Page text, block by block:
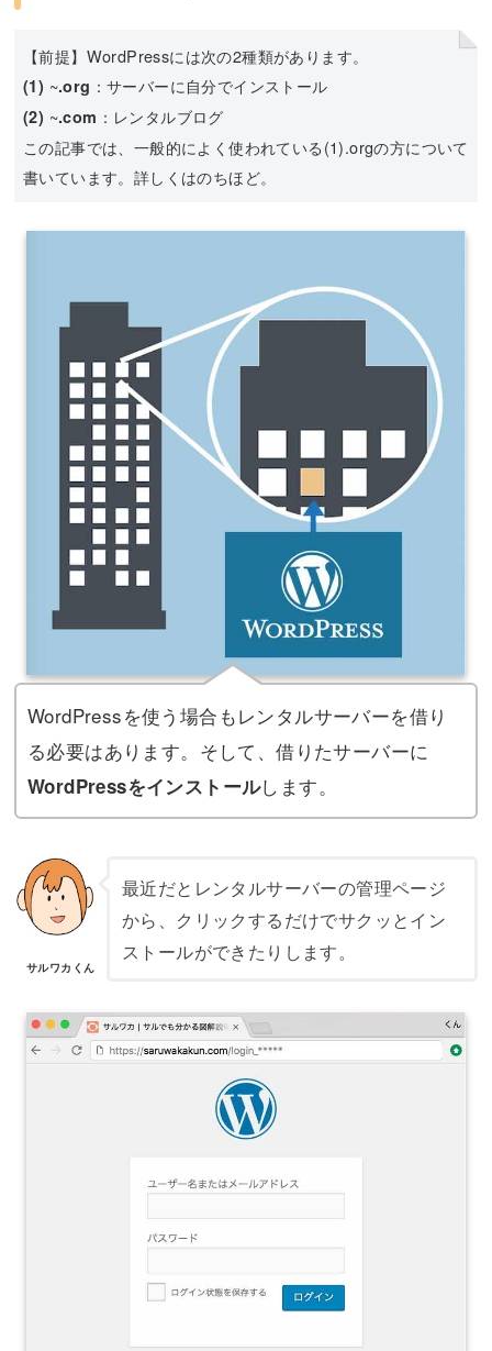
【前提】WordPressには次の2種類があります。
(1) ~.org ：サーバーに自分でインストール
(2) ~.com ：レンタルブログ
この記事では、一般的によく使われている(1).orgの方について
書いています。詳しくはのちほど。
WordPressを使う場合もレンタルサーバーを借り
る必要はあります。そして、借りたサーバーに
WordPressをインストールします。
サルワカくん
最近だとレンタルサーバーの管理ページ
から、クリックするだけでサクッとイン
ストールができたりします。